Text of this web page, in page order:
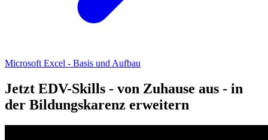
Microsoft Excel - Basis und Aufbau
Jetzt EDV-Skills - von Zuhause aus - in
der Bildungskarenz erweitern